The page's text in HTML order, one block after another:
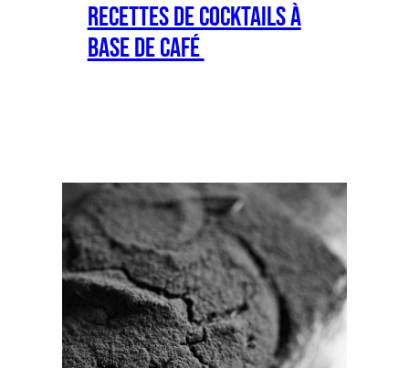
Recettes de Cocktails à
Base de Café